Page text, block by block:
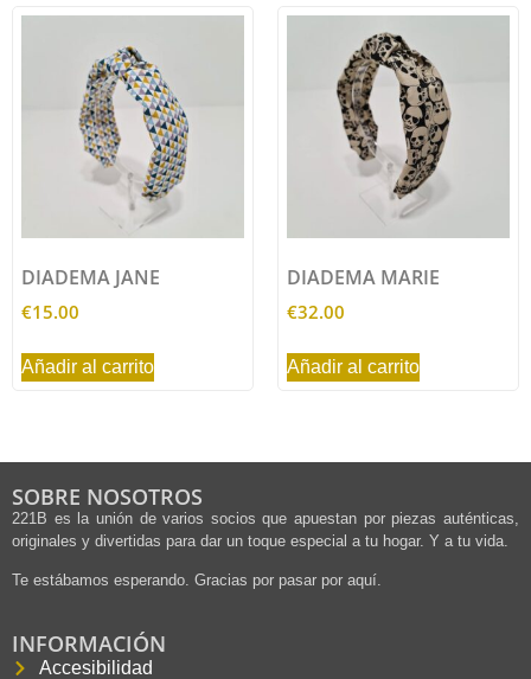
DIADEMA JANE
€15.00
Añadir al carrito
DIADEMA MARIE
€32.00
Añadir al carrito
SOBRE NOSOTROS
221B es la unión de varios socios que apuestan por piezas auténticas,
originales y divertidas para dar un toque especial a tu hogar. Y a tu vida.
Te estábamos esperando. Gracias por pasar por aquí.
INFORMACIÓN
Accesibilidad